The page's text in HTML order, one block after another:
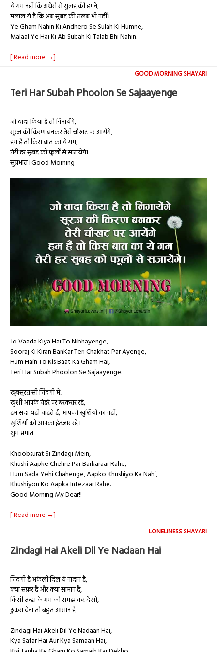
ये गम नहीं कि अंधेरो से सुलह की हमने,
मलाल ये है कि अब सुबह की तलब भी नहीं।
Ye Gham Nahin Ki Andhero Se Sulah Ki Humne,
Malaal Ye Hai Ki Ab Subah Ki Talab Bhi Nahin.
[ Read more →]
GOOD MORNING SHAYARI
Teri Har Subah Phoolon Se Sajaayenge
जो वादा किया है तो निभायेंगे,
सूरज की किरण बनकर तेरी चौखट पर आयेंगे,
हम हैं तो किस बात का ये ग़म,
तेरी हर सुबह को फूलों से सजायेंगे।
सुप्रभात। Good Morning
Jo Vaada Kiya Hai To Nibhayenge,
Sooraj Ki Kiran BanKar Teri Chakhat Par Ayenge,
Hum Hain To Kis Baat Ka Gham Hai,
Teri Har Subah Phoolon Se Sajaayenge.
खूबसूरत सी जिंदगी में,
खुशी आपके चेहरे पर बरकरार रहे,
हम सदा यही चाहते हैं, आपको खुशियों का नहीं,
खुशियों को आपका इंतजार रहे।
शुभ प्रभात
Khoobsurat Si Zindagi Mein,
Khushi Aapke Chehre Par Barkaraar Rahe,
Hum Sada Yehi Chahenge, Aapko Khushiyo Ka Nahi,
Khushiyon Ko Aapka Intezaar Rahe.
Good Morning My Dear!!
[ Read more →]
LONELINESS SHAYARI
Zindagi Hai Akeli Dil Ye Nadaan Hai
जिंदगी है अकेली दिल ये नादान है,
क्या सफ़र है और क्या सामान है,
किसी तन्हा के गम को समझ कर देखो,
ठुकरा देना तो बहुत आसान है।
Zindagi Hai Akeli Dil Ye Nadaan Hai,
Kya Safar Hai Aur Kya Samaan Hai,